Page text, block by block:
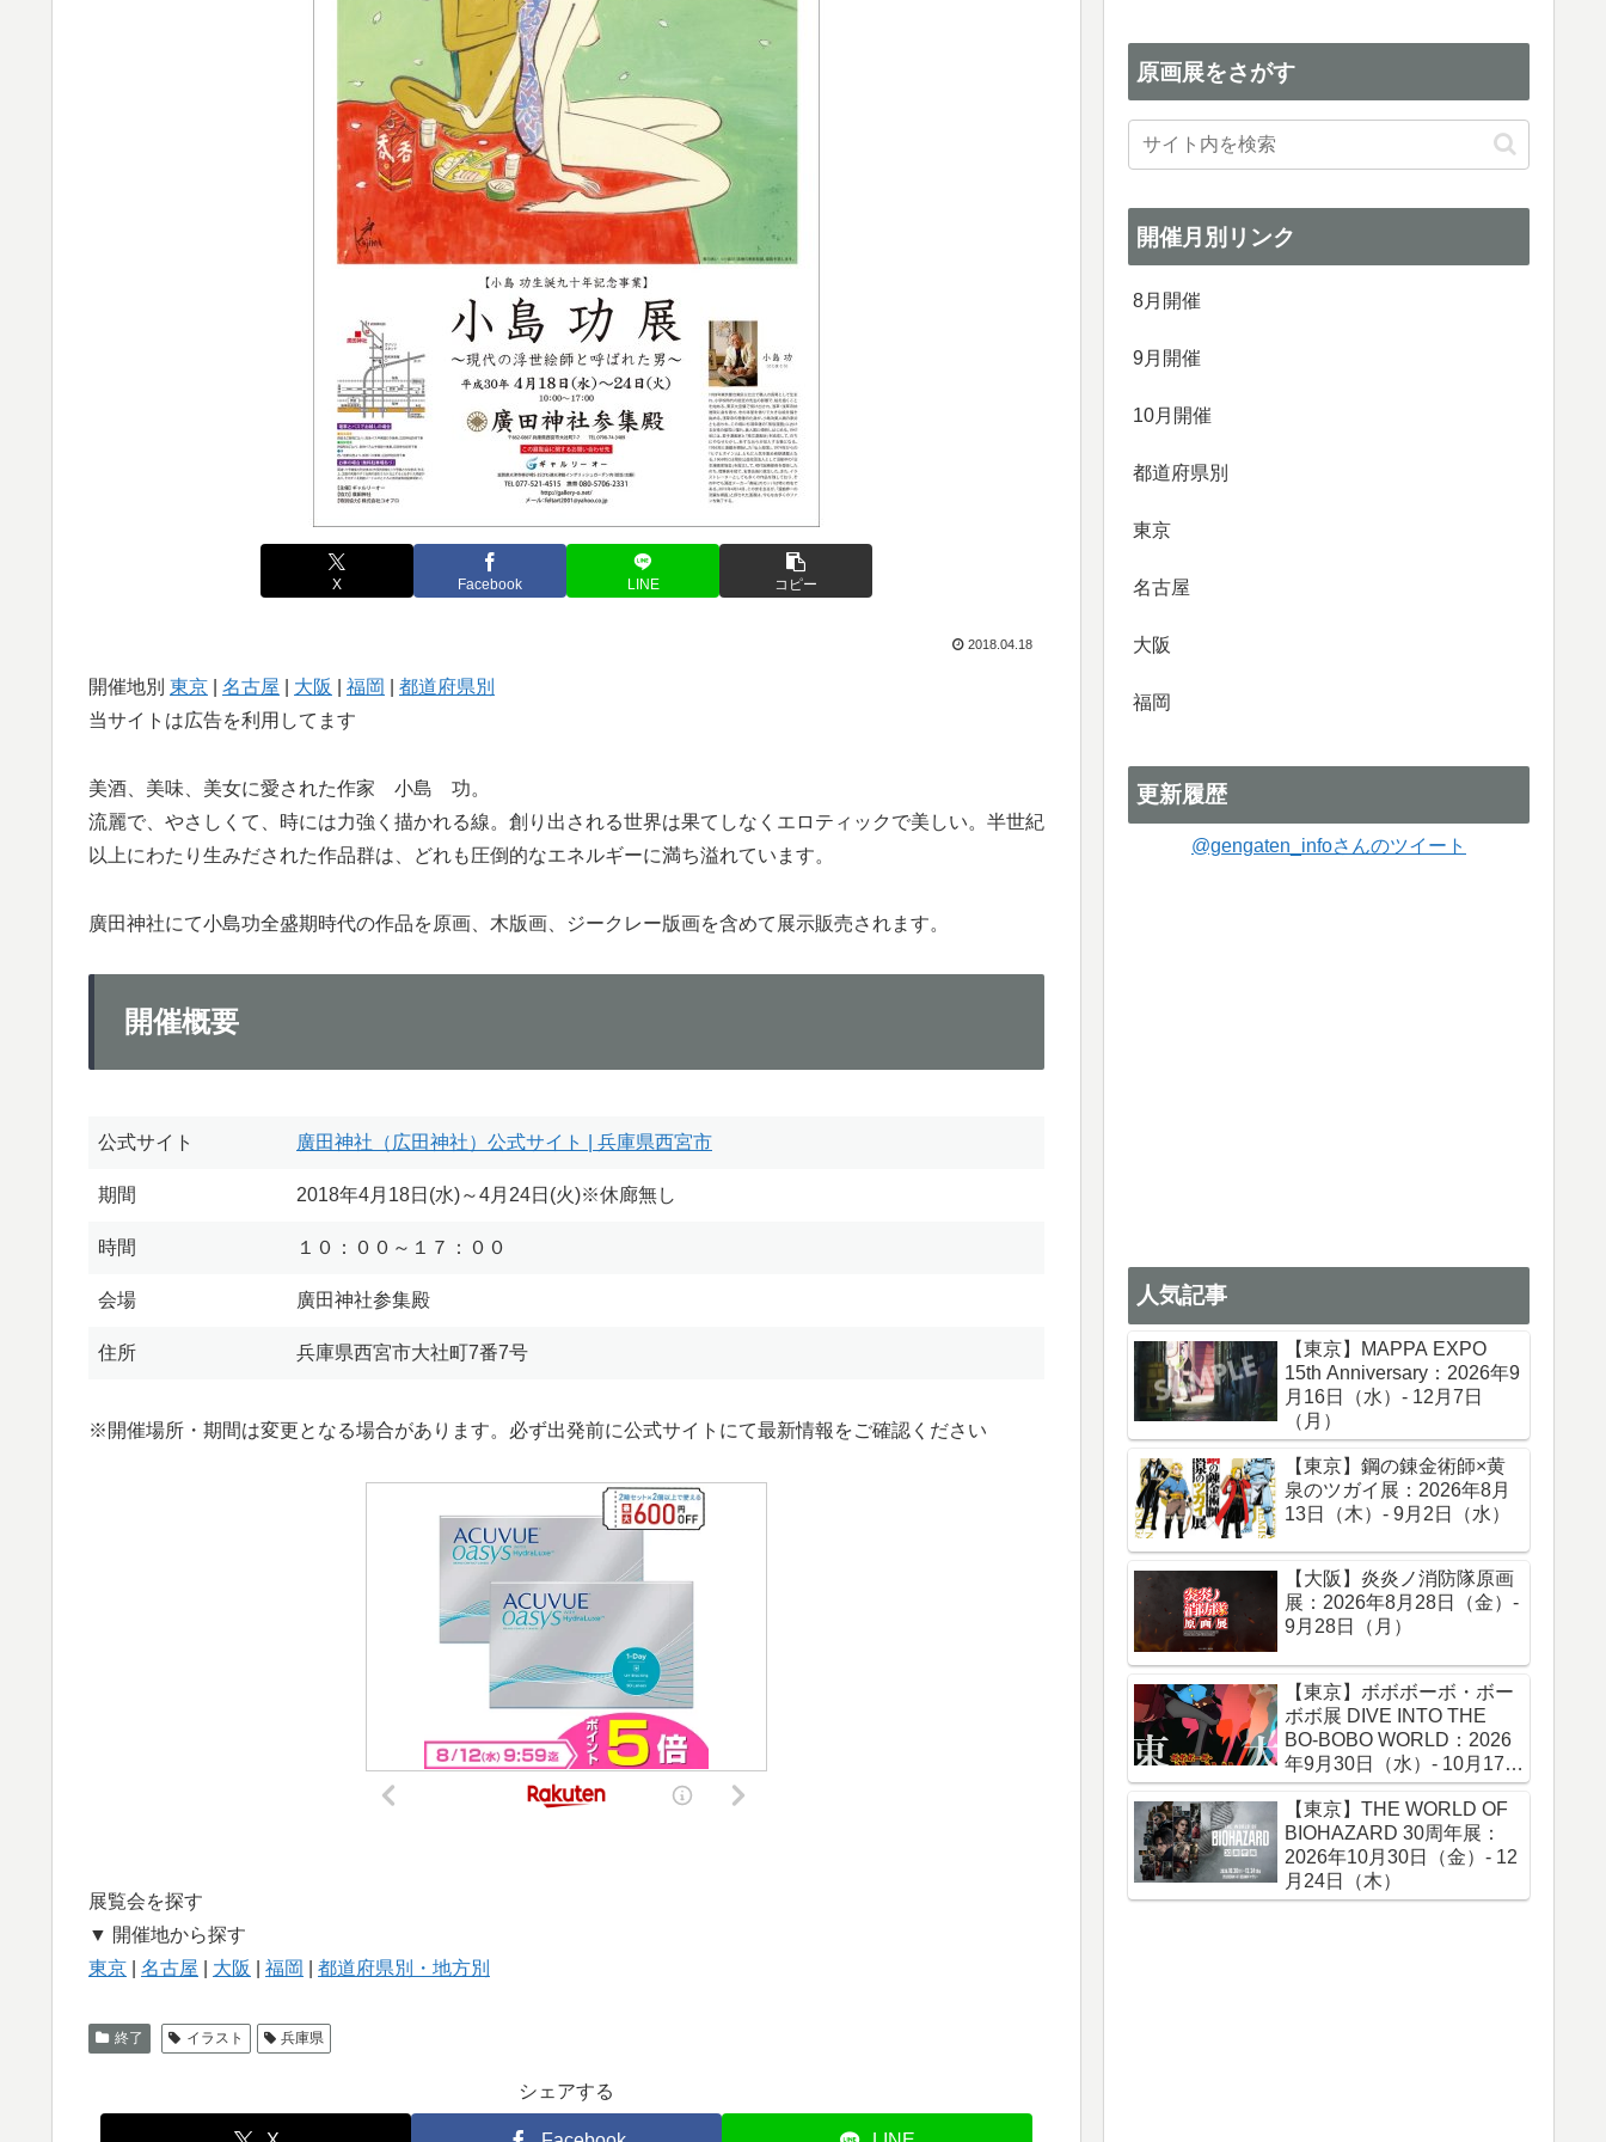
X Facebook LINE コピー
2018.04.18
開催地別 東京 名古屋 大阪 福岡
都道府県別
当サイトは広告を利用してます
美酒、美味、美女に愛された作家 小島 功。
流麗で、やさしくて、時には力強く描かれる線。創り出される世界は果てしなくエロティックで美しい。半世紀
以上にわたり生みだされた作品群は、どれも圧倒的なエネルギーに満ち溢れています。
廣田神社にて小島功全盛期時代の作品を原画、木版画、ジークレー版画を含めて展示販売されます。
開催概要
公式サイト 廣田神社（広田神社）公式サイト | 兵庫県西宮市
期間 2018年4月18日(水)～4月24日(火)※休廊無し
時間 １０：００～１７：００
会場 廣田神社参集殿
住所 兵庫県西宮市大社町7番7号
※開催場所・期間は変更となる場合があります。必ず出発前に公式サイトにて最新情報をご確認ください
展覧会を探す
▼ 開催地から探す
東京
名古屋 大阪 福岡 都道府県別・地方別
終了 イラスト 兵庫県
シェアする
原画展をさがす
開催月別リンク
8月開催
9月開催
10月開催
都道府県別
東京
名古屋
大阪
福岡
更新履歴
@gengaten_infoさんのツイート
人気記事
【東京】MAPPA EXPO
15th Anniversary：2026年9
月16日（水）- 12月7日
（月）
【東京】鋼の錬金術師×黄
泉のツガイ展：2026年8月
13日（木）- 9月2日（水）
【大阪】炎炎ノ消防隊原画
展：2026年8月28日（金）-
9月28日（月）
【東京】ボボボーボ・ボー
ボボ展 DIVE INTO THE
BO-BOBO WORLD：2026
年9月30日（水）- 10月17日
（土）
【東京】THE WORLD OF
BIOHAZARD 30周年展：
2026年10月30日（金）- 12
月24日（木）